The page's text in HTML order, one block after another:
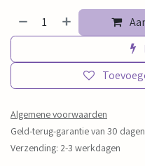
Algemene voorwaarden
Geld-terug-garantie van 30 dagen
Verzending: 2-3 werkdagen